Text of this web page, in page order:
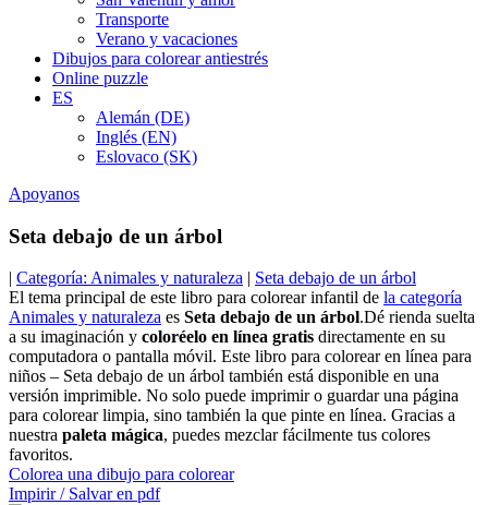
Transporte
Verano y vacaciones
Dibujos para colorear antiestrés
Online puzzle
ES
Alemán (DE)
Inglés (EN)
Eslovaco (SK)
Apoyanos
Seta debajo de un árbol
| Categoría: Animales y naturaleza | Seta debajo de un árbol
El tema principal de este libro para colorear infantil de la categoría
Animales y naturaleza es Seta debajo de un árbol.Dé rienda suelta
a su imaginación y coloréelo en línea gratis directamente en su
computadora o pantalla móvil. Este libro para colorear en línea para
niños – Seta debajo de un árbol también está disponible en una
versión imprimible. No solo puede imprimir o guardar una página
para colorear limpia, sino también la que pinte en línea. Gracias a
nuestra paleta mágica, puedes mezclar fácilmente tus colores
favoritos.
Colorea una dibujo para colorear
Impirir / Salvar en pdf